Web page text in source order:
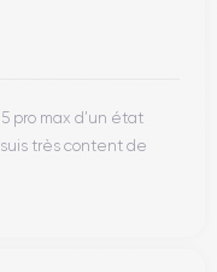
pro max d’un état
très content de